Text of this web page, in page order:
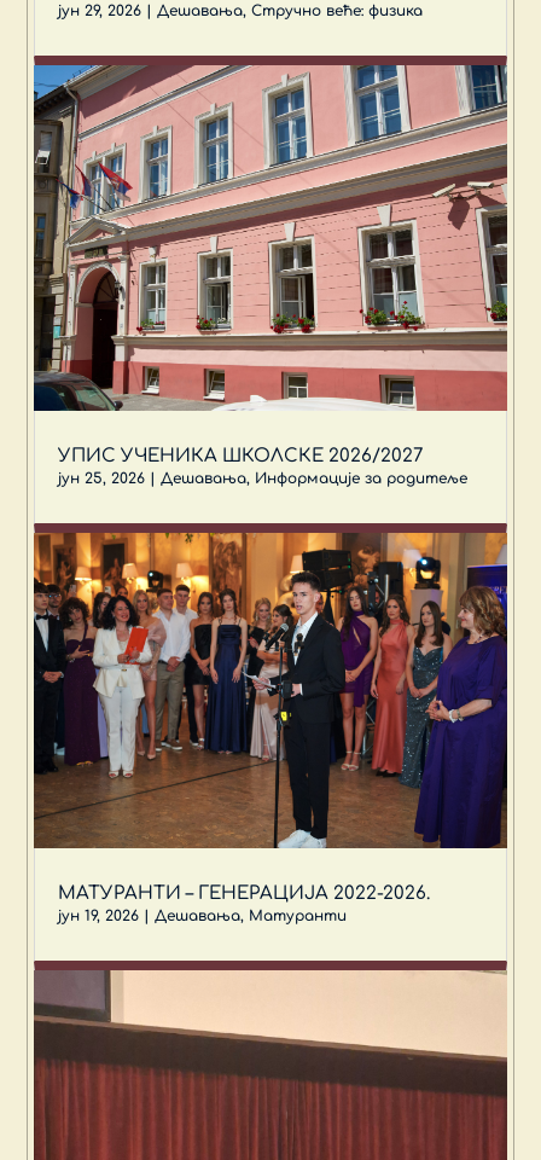
јун 29, 2026 | Дешавања,Стручно веће: физика
УПИС УЧЕНИКА ШКОЛСКЕ 2026/2027
јун 25, 2026 |Дешавања, Информације за родитеље
МАТУРАНТИ – ГЕНЕРАЦИЈА 2022-2026.
јун 19, 2026 |Дешавања, Матуранти